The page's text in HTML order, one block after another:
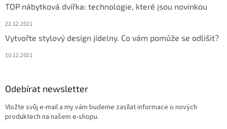
TOP nábytková dvířka: technologie, které jsou novinkou
22.12.2021
Vytvořte stylový design jídelny. Co vám pomůže se odlišit?
10.12.2021
Odebírat newsletter
Vložte svůj e-mail a my vám budeme zasílat informace o nových
produktech na našem e-shopu.